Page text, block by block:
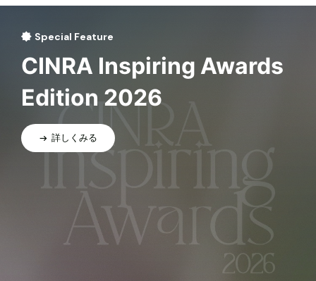
Special Feature
CINRA Inspiring Awards
Edition 2026
詳しくみる